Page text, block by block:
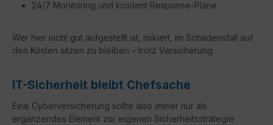
24/7 Monitoring und Incident Response-Pläne
Wer hier nicht gut aufgestellt ist, riskiert, im Schadensfall auf
den Kosten sitzen zu bleiben – trotz Versicherung.
IT-Sicherheit bleibt Chefsache
Eine Cyberversicherung sollte also immer nur als
ergänzendes Element zur eigenen Sicherheitsstrategie